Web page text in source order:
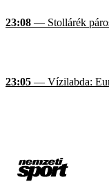
23:08 — Stollárék
23:05 — Vízilabda: